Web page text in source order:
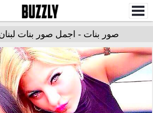
صور بنات - اجمل صور بنات